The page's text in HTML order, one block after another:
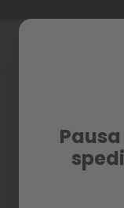
Salta